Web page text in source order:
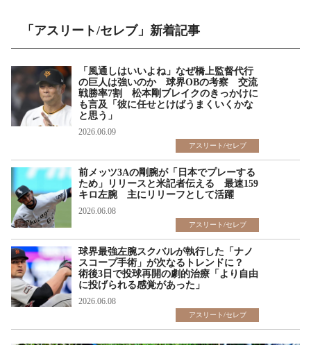
「アスリート/セレブ」新着記事
「風通しはいいよね」なぜ橋上監督代行
の巨人は強いのか 球界OBの考察 交流
戦勝率7割 松本剛ブレイクのきっかけに
も言及「彼に任せとけばうまくいくかな
と思う」
2026.06.09
アスリート/セレブ
前メッツ3Aの剛腕が「日本でプレーする
ため」リリースと米記者伝える 最速159
キロ左腕 主にリリーフとして活躍
2026.06.08
アスリート/セレブ
球界最強左腕スクバルが執行した「ナノ
スコープ手術」が次なるトレンドに？
術後3日で投球再開の劇的治療「より自由
に投げられる感覚があった」
2026.06.08
アスリート/セレブ